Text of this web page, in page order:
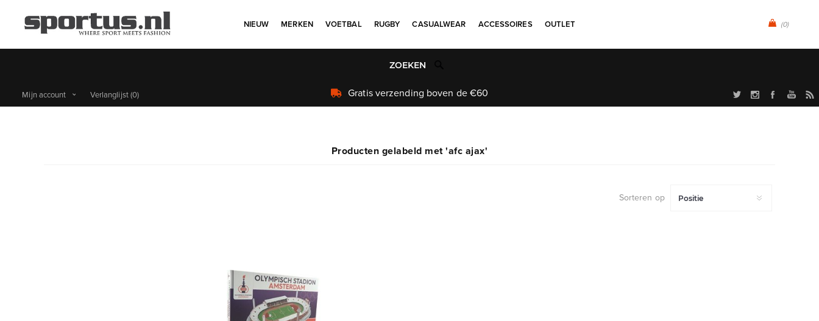
(0)
NIEUW MERKEN VOETBAL RUGBY CASUALWEAR ACCESSOIRES OUTLET
Gratis verzending boven de €60
Mijn account Verlanglijst(0)
Producten gelabeld met 'afc ajax'
Sorteren op